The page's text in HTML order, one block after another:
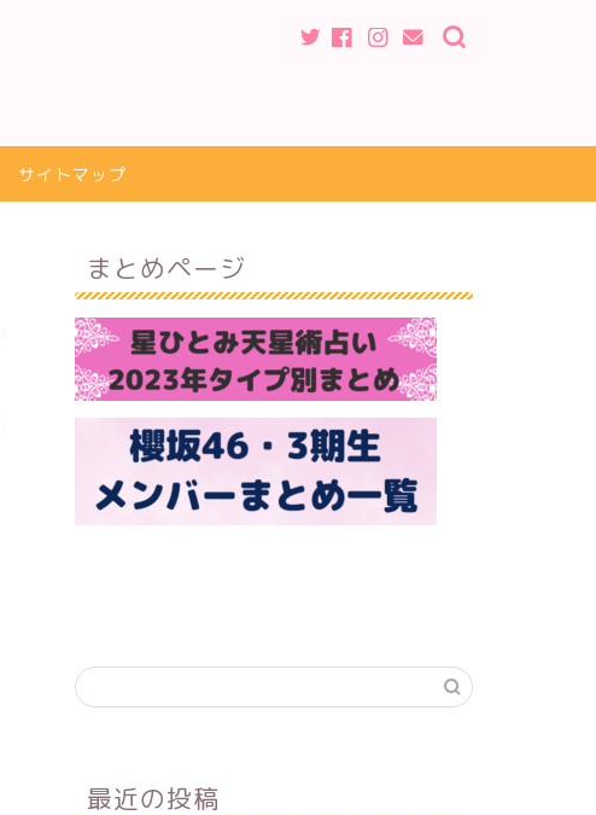
サイトマップ
まとめページ
最近の投稿